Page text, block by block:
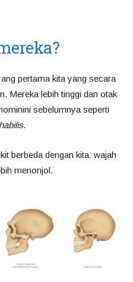
pertama kita yang secara
Mereka lebih tinggi dan otak
sebelumnya seperti
.
berbeda dengan kita: wajah
menonjol.